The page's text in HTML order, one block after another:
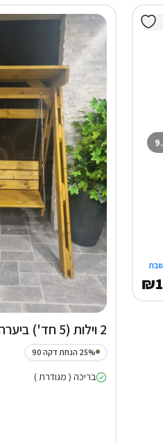
2 וילות (5 חד') ביערה
25% הנחת דקה 90
בריכה ( מגודרת )